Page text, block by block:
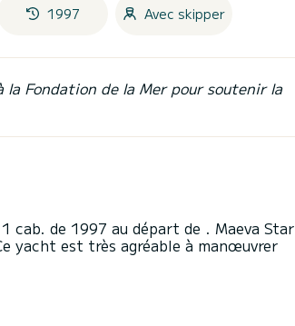
1997 Avec skipper
la Fondation de la Mer pour soutenir la
cab. de 1997 au départ de . Maeva Star
yacht est très agréable à manœuvrer
3 cabines tout confort.